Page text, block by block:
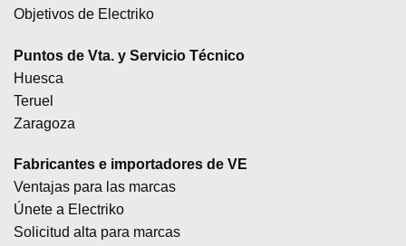
Objetivos de Electriko
Puntos de Vta. y Servicio Técnico
Huesca
Teruel
Zaragoza
Fabricantes e importadores de VE
Ventajas para las marcas
Únete a Electriko
Solicitud alta para marcas